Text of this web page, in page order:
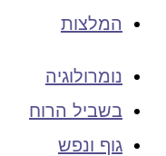
המלצות
נומרולוגיה
בשביל הרוח
גוף ונפש